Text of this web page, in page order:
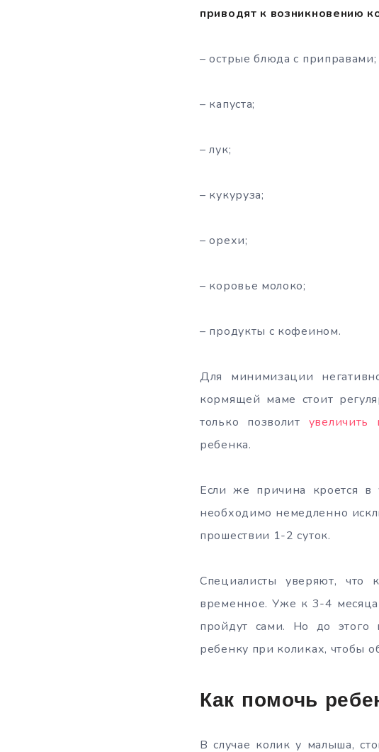
приводят к возникновению
– острые блюда с приправами;
– капуста;
– лук;
– кукуруза;
– орехи;
– коровье молоко;
– продукты с кофеином.
Для минимизации
кормящей маме стоит
только позволит увеличить
ребенка.
Если же причина кроется в
необходимо немедленно
прошествии 1-2 суток.
Специалисты уверяют,
временное. Уже к 3-4
пройдут сами. Но до этого
ребенку при коликах, чтобы
Как помочь
В случае колик у малыша,